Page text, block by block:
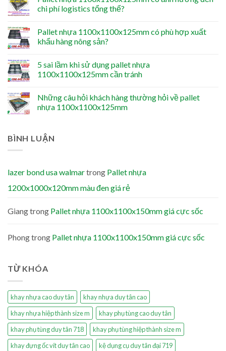
chi phí logistics tổng thể?
Pallet nhựa 1100x1100x125mm có phù hợp xuất
khẩu hàng nông sản?
5 sai lầm khi sử dụng pallet nhựa
1100x1100x125mm cần tránh
Những câu hỏi khách hàng thường hỏi về pallet
nhựa 1100x1100x125mm
BÌNH LUẬN
lazer bond usa walmartrong Pallet nhựa
1200x1000x120mm màu đen giá rẻ
Giangtrong Pallet nhựa 1100x1100x150mm giá cực sốc
Phongtrong Pallet nhựa 1100x1100x150mm giá cực sốc
TỪ KHÓA
khay nhựa cao duy tân
khay nhựa duy tân cao
khay nhựa hiệp thành size m
khay phụ tùng cao duy tân
khay phụ tùng duy tân 718
khay phụ tùng hiệp thành size m
khay đựng ốc vít duy tân cao
kệ dụng cụ duy tân đại 719